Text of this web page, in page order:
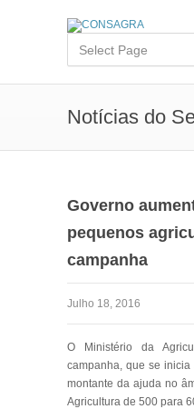
Notícias do
Governo
pequenos
campanha
Julho 18, 2016
O Ministério da
campanha, que se
montante da ajuda no
Agricultura de 500 para